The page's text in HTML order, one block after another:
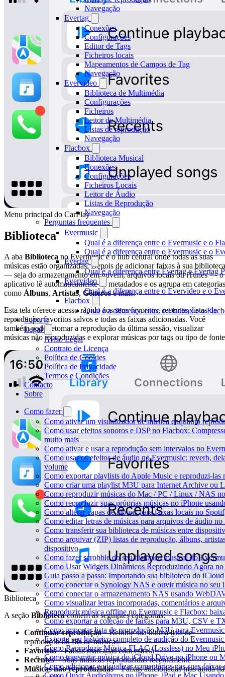
Navegação
Evertag
Conexões
Configurações
Editor de Tags
Ficheiros locais
Mapeamentos de Campos de Tag
Navegação
Evervideo
Biblioteca de Multimédia
Configurações
Ficheiros
Leitor de Multimédia
Listas de reprodução
Navegação
Flacbox
Biblioteca Musical
Conexões
Configurações
Ficheiros Locais
Leitor de Áudio
Listas de Reprodução
Navegação
Perguntas frequentes
Evermusic
Qual é a diferença entre o Evermusic e o
Qual é a diferença entre o Evermusic e o
Evertag
Qual é a diferença entre Evertag e Evertag
Evervideo
Qual é a diferença entre o Evervideo e o
Flacbox
Qual é a diferença entre o Flacbox e o
Suporte
Legal
Aviso Legal
Contrato de Licença
Política de Cookies
Política de Privacidade
Termos e Condições
Contacto
Sobre
Como fazer
Como ativar um visualizador de música enquanto
Como usar efeitos sonoros e DSP no Flacbox:
muito mais
Como ativar e usar a reprodução sem intervalos no
Como usar os efeitos de áudio no Evermusic: reverb,
volume
Como exportar playlists do Apple Music e reproduzi-las
Como criar uma playlist M3U para Internet Archive ou
Como reproduzir músicas do Mac / PC / Linux / NAS
Como reproduzir suas próprias músicas no iPhone
Como alterar capas de álbuns para faixas locais no
Como editar letras de músicas para arquivos de áudio
Como transferir sua biblioteca de músicas entre
Como arquivar (ZIP) listas de reprodução, álbuns,
dispositivo
Como fazer scrobble do seu histórico musical do
Como Usar Widgets Dinâmicos Reproduzindo Agora
Guia passo a passo: Importando sua biblioteca do
Como conectar o Synology NAS e ouvir música no seu
Como conectar o armazenamento NAS usando
Como visualizar letras incorporadas, comentários e
Reproduzir música offline no Evermusic e Flacbox:
Como exportar a coleção de faixas para M3U, CSV e
Como importar lista de reprodução M3U para
Exporte seu histórico completo de audição do
Como Reproduzir Música FLAC (Lossless) no Meu
Como transmitir música do iCloud Drive no iPhone ou
Como adicionar e visualizar comentários nas suas
Como Ouvir Audiolivros no iPhone, iPad e Mac
Menu principal do CarPlay
Biblioteca
A aba Biblioteca no Evermusic é o hub central onde todas as suas
músicas estão organizadas. Depois de adicionar faixas à sua biblioteca
— seja do armazenamento em nuvem, arquivos locais ou iTunes — o
aplicativo lê automaticamente os metadados e os agrupa em categorias
como Álbuns, Artistas, Gênerose mais.
Esta tela oferece acesso rápido aos seus favoritos, recentes, listas de
reprodução, favoritos salvos e todas as faixas adicionadas. Você
também pode retomar a reprodução da última sessão, visualizar
músicas não reproduzidas e explorar músicas por tags ou tipo de
Biblioteca
A seção Bibliotecacontém as seguintes categorias:
Continuar reprodução– Retome sua última lista de
reprodução ou fila de músicas
Favoritos– Faixas marcadas com estrela
Recentes– Suas músicas reproduzidas recentemente
Músicas não reproduzidas– Faixas adicionadas mas ainda